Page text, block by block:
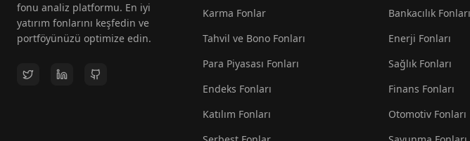
fonu analiz platformu. En iyi
yatırım fonlarını keşfedin ve
portföyünüzü optimize edin.
Karma Fonlar
Tahvil ve Bono Fonları
Para Piyasası Fonları
Endeks Fonları
Katılım Fonları
Bankacılık Fonları
Enerji Fonları
Sağlık Fonları
Finans Fonları
Otomotiv Fonları